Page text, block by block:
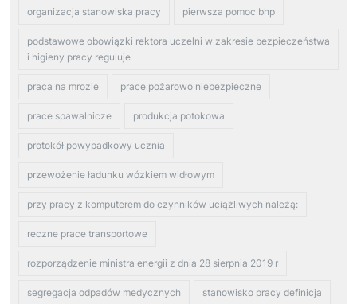
organizacja stanowiska pracy pierwsza pomoc bhp
podstawowe obowiązki rektora uczelni w zakresie bezpieczeństwa
i higieny pracy reguluje
praca na mrozie prace pożarowo niebezpieczne
prace spawalnicze produkcja potokowa
protokół powypadkowy ucznia
przewożenie ładunku wózkiem widłowym
przy pracy z komputerem do czynników uciążliwych należą:
reczne prace transportowe
rozporządzenie ministra energii z dnia 28 sierpnia 2019 r
segregacja odpadów medycznych stanowisko pracy definicja